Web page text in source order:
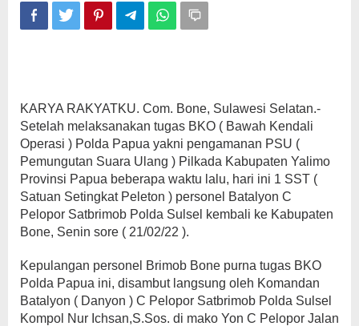
Bone
Kembali
KARYA RAKYATKU. Com. Bone, Sulawesi Selatan.-
Setelah melaksanakan tugas BKO ( Bawah Kendali
Operasi ) Polda Papua yakni pengamanan PSU (
Pemungutan Suara Ulang ) Pilkada Kabupaten Yalimo
Provinsi Papua beberapa waktu lalu, hari ini 1 SST (
Satuan Setingkat Peleton ) personel Batalyon C
Pelopor Satbrimob Polda Sulsel kembali ke Kabupaten
Bone, Senin sore ( 21/02/22 ).
Kepulangan personel Brimob Bone purna tugas BKO
Polda Papua ini, disambut langsung oleh Komandan
Batalyon ( Danyon ) C Pelopor Satbrimob Polda Sulsel
Kompol Nur Ichsan,S.Sos. di mako Yon C Pelopor Jalan